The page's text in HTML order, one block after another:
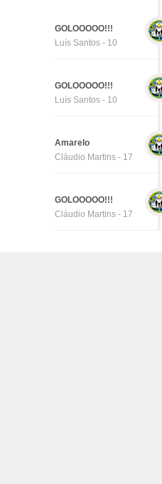
GOLOOOOO!!!
Luís Santos - 10
GOLOOOOO!!!
Luís Santos - 10
Amarelo
Cláudio Martins - 17
GOLOOOOO!!!
Cláudio Martins - 17